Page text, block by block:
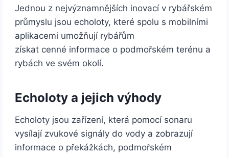
Jednou z nejvýznamnějších inovací v rybářském
průmyslu jsou echoloty, které spolu s mobilními
aplikacemi umožňují rybářům
získat cenné informace o podmořském terénu a
rybách ve svém okolí.
Echoloty a jejich výhody
Echoloty jsou zařízení, která pomocí sonaru
vysílají zvukové signály do vody a zobrazují
informace o překážkách, podmořském